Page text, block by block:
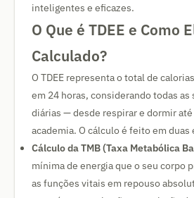
inteligentes e eficazes.
O Que é TDEE e Como
Calculado?
O TDEE representa o total de
em 24 horas, considerando todas as
diárias — desde respirar e dormir até
academia. O cálculo é feito em
Cálculo da TMB (Taxa Metabólica
mínima de energia que o seu corpo
as funções vitais em repouso